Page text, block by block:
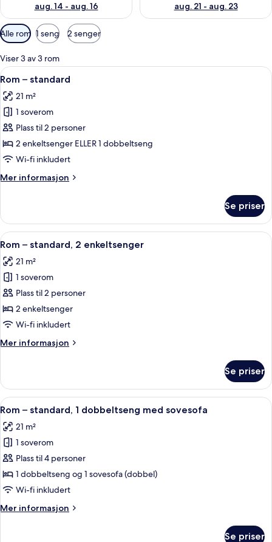
aug. 14 - aug. 16
aug. 21 - aug. 23
Tilgjengelige
filtre
for
rom
Alle rom 1 seng 2 senger
Viser 3 av 3 rom
Åpne
alle
bildene
av
Rom
–
standard
Skrivebord, blendingsgardiner,
8
Rom – standard
21 m²
1 soverom
Plass til 2 personer
2 enkeltsenger ELLER 1 dobbeltseng
Wi-fi inkludert
Mer informasjon
Mer
–
standard
Se priser
Åpne
alle
bildene
av
Rom
–
standard,
enkeltsenger
Skrivebord, blendingsgardiner,
8
Rom – standard, 2 enkeltsenger
21 m²
1 soverom
Plass til 2 personer
2 enkeltsenger
Wi-fi inkludert
Mer informasjon
Mer
–
standard,
2
Se priser
Åpne
alle
bildene
av
Rom
–
standard,
dobbeltseng
Rom – standard, 1 dobbeltseng
10
Rom – standard, 1 dobbeltseng med sovesofa
21 m²
1 soverom
Plass til 4 personer
1 dobbeltseng og 1 sovesofa (dobbel)
Wi-fi inkludert
Mer informasjon
Mer
Se priser